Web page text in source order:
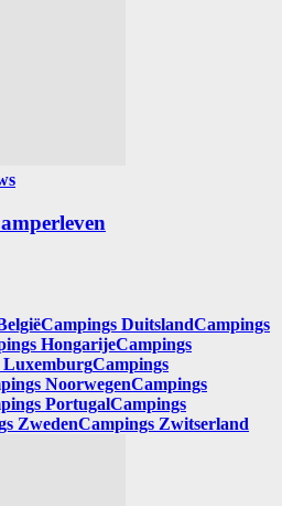
Campings DuitslandCampings
HongarijeCampings
LuxemburgCampings
NoorwegenCampings
PortugalCampings
ZwedenCampings Zwitserland